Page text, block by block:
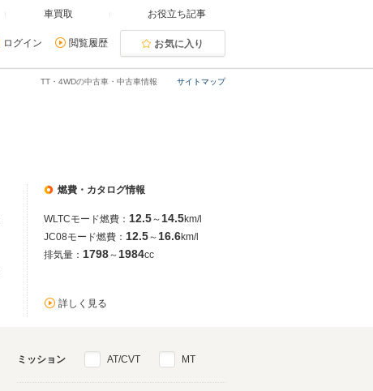
車買取 お役立ち記事
ログイン 閲覧履歴 お気に入り
サイトマップ
TT・4WDの中古車・中古車情報
燃費・カタログ情報
WLTCモード燃費： 12.5～ 14.5km/l
JC08モード燃費： 12.5～ 16.6km/l
排気量： 1798～ 1984cc
詳しく見る
ミッション AT/CVT MT